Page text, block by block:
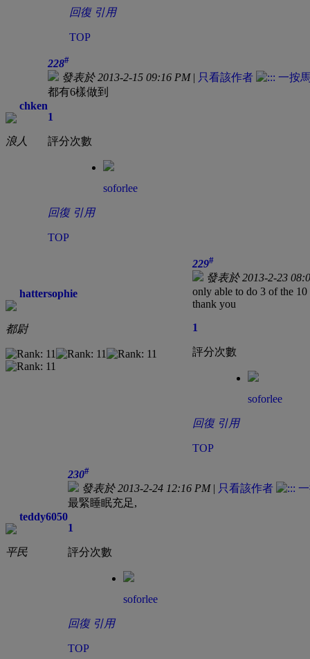
回復 引用
TOP
chken
浪人
228#
發表於 2013-2-15 09:16 PM| 只看該作者
都有6樣做到
1
評分次數
soforlee
回復 引用
TOP
hattersophie
都尉
229#
發表於 2013-2-23
only able to do 3 of the
thank you
1
評分次數
soforlee
回復 引用
TOP
teddy6050
平民
230#
發表於 2013-2-24 12:16 PM| 只看該作者
最緊睡眠充足,
1
評分次數
soforlee
回復 引用
TOP